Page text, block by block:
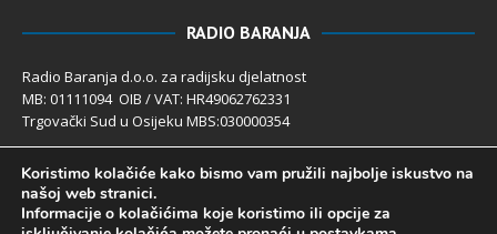
RADIO BARANJA
Radio Baranja d.o.o. za radijsku djelatnost
MB: 01111094 OIB / VAT: HR49062762331
Trgovački Sud u Osijeku MBS:030000354
Temeljni kapital 2.600,00 € uplaćen u cijelosti
Poslovni račun PBZ: 2340009-1100121402
IBAN: HR4123400091100121402
Koristimo kolačiće kako bismo vam pružili najbolje iskustvo na
našoj web stranici.
Informacije o kolačićima koje koristimo ili opcije za